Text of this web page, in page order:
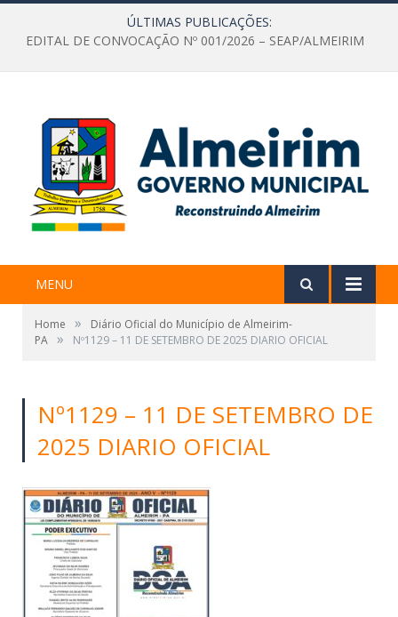
ÚLTIMAS PUBLICAÇÕES:
EDITAL DE CONVOCAÇÃO Nº 001/2026 – SEAP/ALMEIRIM
MENU
Home »
Diário Oficial do Município de Almeirim-
PA » Nº1129 – 11 DE SETEMBRO DE 2025 DIARIO OFICIAL
Nº1129 – 11 DE SETEMBRO DE
2025 DIARIO OFICIAL